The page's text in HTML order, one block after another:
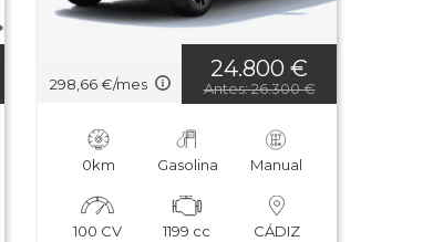
298,66 €/mes
24.800 €
Antes: 26.300 €
0km Gasolina Manual
100 CV 1199 cc CÁDIZ